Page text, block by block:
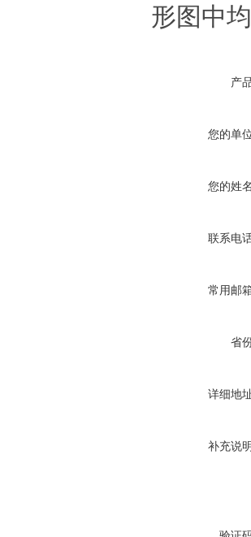
形图中
产
您的单
您的姓
联系电
常用邮
省
详细地
补充说